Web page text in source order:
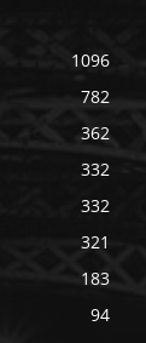
1096
782
362
332
332
321
183
94